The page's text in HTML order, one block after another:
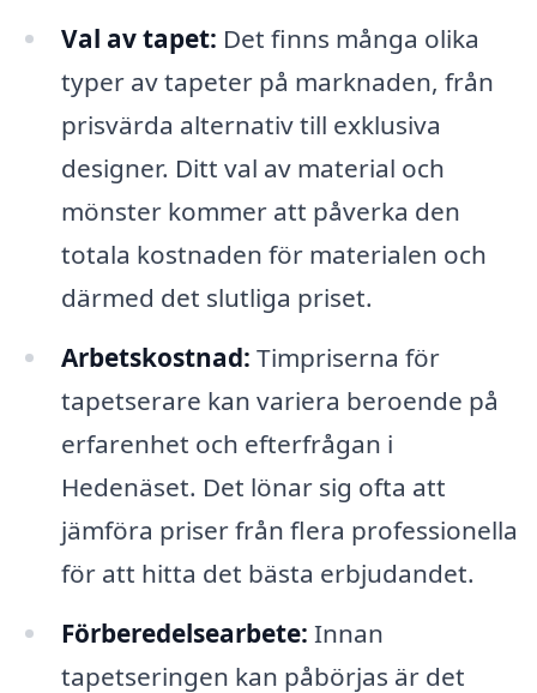
Val av tapet: Det finns många olika
typer av tapeter på marknaden, från
prisvärda alternativ till exklusiva
designer. Ditt val av material och
mönster kommer att påverka den
totala kostnaden för materialen och
därmed det slutliga priset.
Arbetskostnad: Timpriserna för
tapetserare kan variera beroende på
erfarenhet och efterfrågan i
Hedenäset. Det lönar sig ofta att
jämföra priser från flera professionella
för att hitta det bästa erbjudandet.
Förberedelsearbete: Innan
tapetseringen kan påbörjas är det